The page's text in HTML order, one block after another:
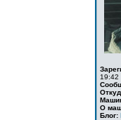
19:42
О
Блог: